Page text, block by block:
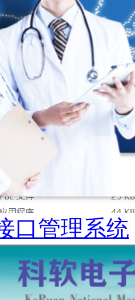
口管理系统